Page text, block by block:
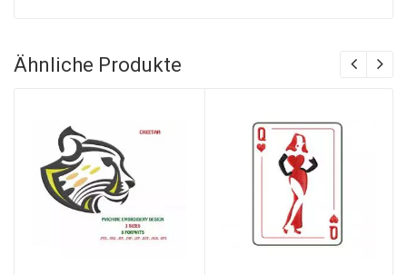
Ähnliche Produkte